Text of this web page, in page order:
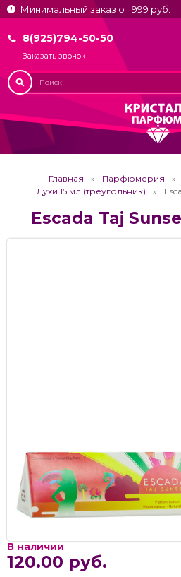
Минимальный заказ от 999 руб.
8(925)794-50-50
Заказать звонок
Главная Парфюмерия
Духи 15 мл (треугольник)
Escada Taj
В наличии
120.00 руб.